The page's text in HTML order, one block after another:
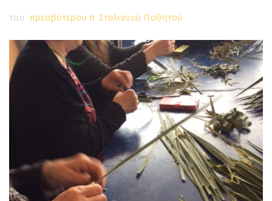
του πρεσβύτερου π. Στυλιανού Ποθητού